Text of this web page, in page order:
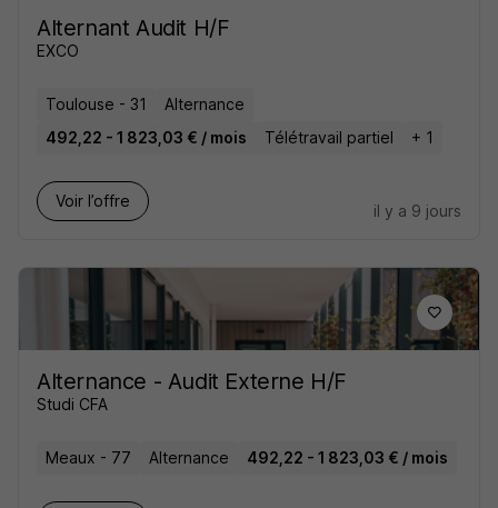
Alternant Audit H/F
EXCO
Toulouse - 31
Alternance
492,22 - 1 823,03 € / mois
Télétravail partiel + 1
Voir l’offre
il y a 9 jours
Alternance - Audit Externe H/F
Studi CFA
Meaux - 77 Alternance 492,22 - 1 823,03 € / mois